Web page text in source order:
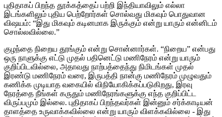
புதிதாகப் பிறந்த தூக்கத்தைப் பற்றி இந்தியாவிலும் எல்லா
இடங்களிலும் புதிய பெற்றோர்கள் சொல்வது மிகவும் பொதுவான
விஷயம்: “இது மிகவும் கடினமாக இருக்கும் என்று யாரும் என்னிடம்
சொல்லவில்லை.”
குழந்தை நிறைய தூங்கும் என்று சொன்னார்கள். “நிறைய” என்பது
ஒரு நாளுக்கு எட்டு முதல் பதினெட்டு மணிநேரம் என்று யாரும்
குறிப்பிடவில்லை, அதாவது நாற்பத்தைந்து நிமிடங்கள் முதல்
இரண்டு மணிநேரம் வரை, இருபத்தி நான்கு மணிநேரம் முழுவதும்
கணிக்க முடியாத வகையில் விநியோகிக்கப்படுகிறது, இரவு
நேரத்தை நீங்கள் கருதும் மணிநேரங்களுக்கு எந்த குறிப்பிட்ட
விருப்பமும் இல்லை. புதிதாகப் பிறந்தவர்கள் இன்னும் சர்க்காடியன்
தாளத்தை உருவாக்கவில்லை என்று யாரும் விளக்கவில்லை - இது